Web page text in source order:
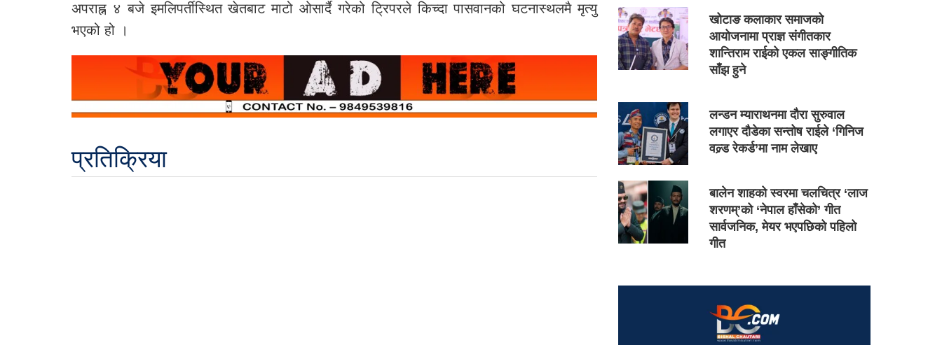
अपराह्न ४ बजे इमलिपर्तीस्थित खेतबाट माटो ओसार्दै गरेको ट्रिपरले किच्दा पासवानको घटनास्थलमै मृत्यु
भएको हो ।
प्रतिक्रिया
खोटाङ कलाकार समाजको
आयोजनामा प्राज्ञ संगीतकार
शान्तिराम राईको एकल साङ्गीतिक
साँझ हुने
लन्डन म्याराथनमा दौरा सुरुवाल
लगाएर दौडेका सन्तोष राईले ‘गिनिज
वल्र्ड रेकर्ड’मा नाम लेखाए
बालेन शाहको स्वरमा चलचित्र ‘लाज
शरणम्’को ‘नेपाल हाँसेको’ गीत
सार्वजनिक, मेयर भएपछिको पहिलो
गीत